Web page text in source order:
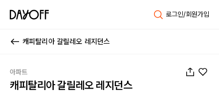
로그인/회원가입
캐피탈리아 갈릴레오 레지던스
아파트
캐피탈리아 갈릴레오 레지던스